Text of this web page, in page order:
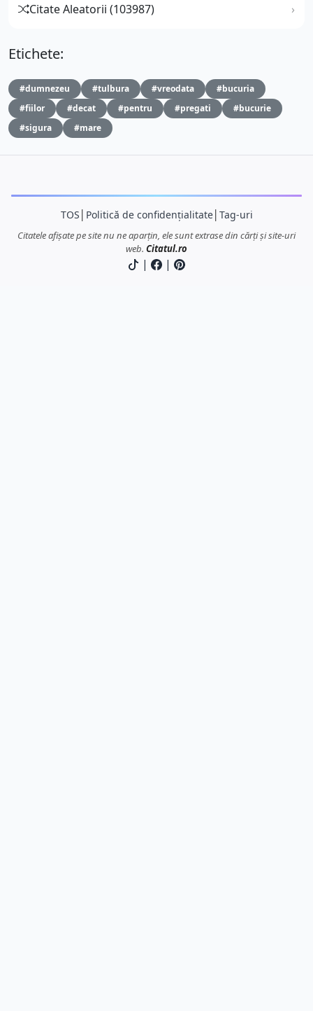
Citate Aleatorii (103987)
Etichete:
#dumnezeu #tulbura #vreodata
#bucuria
#fiilor
#decat #pentru #pregati
#bucurie
#sigura
#mare
TOS Politică de confidențialitate│ Tag-uri
Citatele afișate pe site nu ne aparțin, ele sunt extrase din cărți și site-uri
web. Citatul.ro
| |